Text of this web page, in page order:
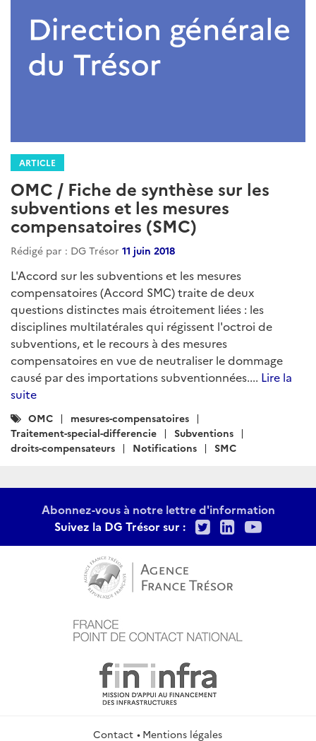
ARTICLE
OMC / Fiche de synthèse sur les
subventions et les mesures
compensatoires (SMC)
Rédigé par : DG Trésor 11 juin 2018
L'Accord sur les subventions et les mesures
compensatoires (Accord SMC) traite de deux
questions distinctes mais étroitement liées : les
disciplines multilatérales qui régissent l'octroi de
subventions, et le recours à des mesures
compensatoires en vue de neutraliser le dommage
causé par des importations subventionnées.... Lire la
suite
Catégories
:
OMC
mesures-compensatoires
Traitement-special-differencie
Subventions
droits-compensateurs
Notifications SMC
Abonnez-vous à notre lettre d'information
Suivez la DG Trésor sur :
TwitterLinkedIn
Contact Mentions légales